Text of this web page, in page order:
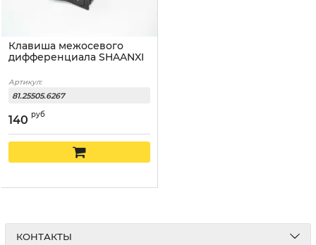
Клавиша межосевого
дифференциала SHAANXI
Артикул:
81.25505.6267
140 руб
КОНТАКТЫ